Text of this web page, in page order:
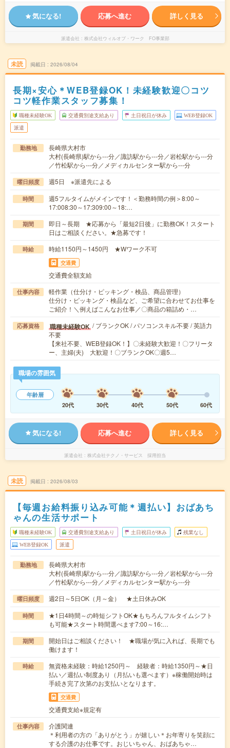
気になる! 応募へ進む 詳しく見る
派遣会社 株式会社ウィルオブ・ワーク FO事業部
未読 掲載日 2026/08/04
長期×安心＊WEB登録OK！未経験歓迎〇コツ
コツ軽作業スタッフ募集！
職種未経験OK 交通費別途支給あり 土日祝日が休み WEB登録OK
派遣
勤務地
長崎県大村市
大村(長崎県)駅から---分／諏訪駅から---分／岩松駅から---分
／竹松駅から---分／メディカルセンター駅から---分
曜日頻度 週5日 ※派遣先による
時間
週5フルタイムがメインです！＜勤務時間の例＞8:00～
17:008:30～17:309:00～18:…
期間
即日～長期 ★応募から「最短2日後」に勤務OK！スタート
日はご相談ください。★急募です！
時給 時給1150円～1450円 ★Wワーク不可
交通費
交通費全額支給
仕事内容
軽作業（仕分け・ピッキング・検品、商品管理）
仕分け・ピッキング・検品など、ご希望に合わせてお仕事を
ご紹介！＼例えばこんなお仕事／〇商品の箱詰め・…
応募資格 職種未経験OK / ブランクOK / パソコンスキル不要 / 英語力
不要
【来社不要、WEB登録OK！】〇未経験大歓迎！〇フリータ
ー、主婦(夫) 大歓迎！〇ブランクOK〇週5…
職場の雰囲気
年齢層
20代
30代 40代 50代 60代
気になる! 応募へ進む 詳しく見る
派遣会社 株式会社テクノ・サービス 採用担当
未読 掲載日 2026/08/03
【毎週お給料振り込み可能＊週払い】おばあち
ゃんの生活サポート
職種未経験OK 交通費別途支給あり 土日祝日が休み 残業なし
WEB登録OK 派遣
勤務地
長崎県大村市
大村(長崎県)駅から---分／諏訪駅から---分／岩松駅から---分
／竹松駅から---分／メディカルセンター駅から---分
曜日頻度 週2日～5日OK（月～金） ★土日休みOK
時間
★1日4時間～の時短シフトOK★もちろんフルタイムシフト
も可能★スタート時間選べます7:00～16:…
期間
開始日はご相談ください！ ★職場が気に入れば、長期でも
働けます！
時給
無資格未経験：時給1250円～ 経験者：時給1350円～★日
払い／週払い制度あり（月払いも選べます）※稼働開始時は
手続き完了次第のお支払いとなります。
交通費
交通費支給※規定有
仕事内容
介護関連
＊利用者の方の「ありがとう」が嬉しい＊お年寄りを笑顔に
する介護のお仕事です。おじいちゃん、おばあちゃ…